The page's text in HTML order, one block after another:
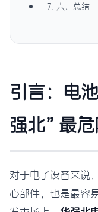
7. 六、总结
引言：电
强北”最
对于电子设备来说
心部件，也是最容